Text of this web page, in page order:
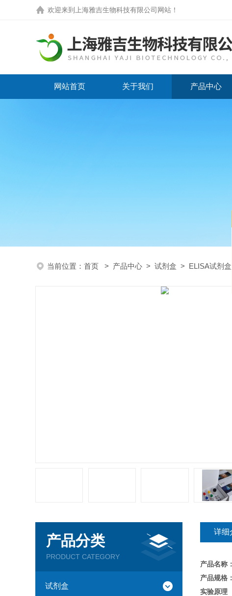
欢迎来到 上海雅吉生物科技有限公司网站 ！
网站首页 关于我们 产品中心
当前位置： 首页 > 产品中心 > 试剂盒 > ELISA试剂盒
产品分类
PRODUCT CATEGORY
试剂盒
详细
产品名称：
产品规格
实验原理